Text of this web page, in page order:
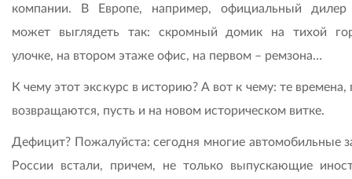
компании. В Европе, например, официальный дилер
может выглядеть так: скромный домик на тихой
улочке, на втором этаже офис, на первом – ремзона…
К чему этот экскурс в историю? А вот к чему: те
возвращаются, пусть и на новом историческом витке.
Дефицит? Пожалуйста: сегодня многие автомобильные
России встали, причем, не только выпускающие